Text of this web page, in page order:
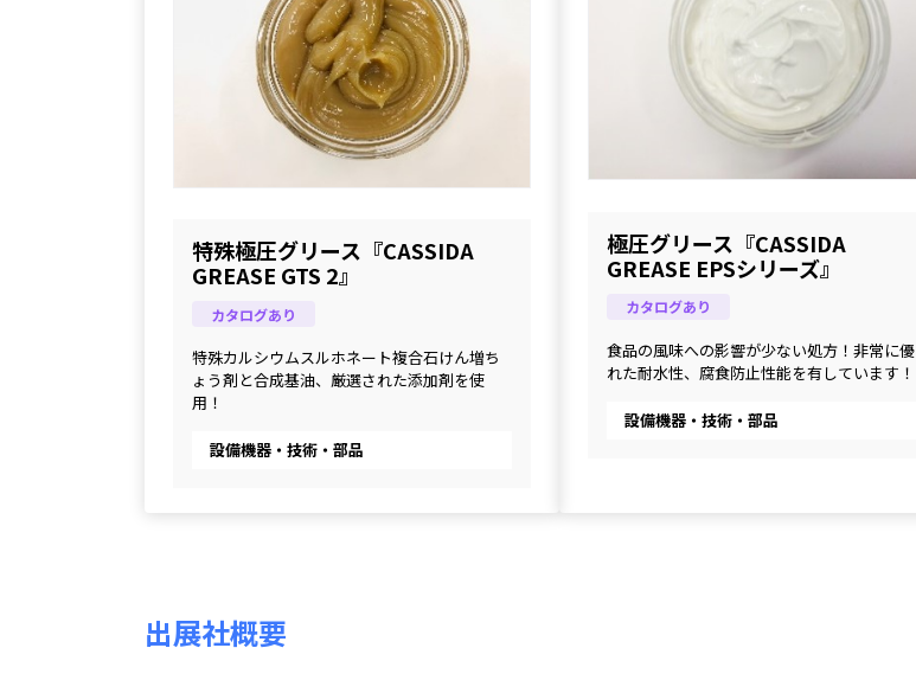
特殊極圧グリース『CASSIDA
GREASE GTS 2』
カタログあり
特殊カルシウムスルホネート複合石けん増ち
ょう剤と合成基油、厳選された添加剤を使
用！
設備機器・技術・部品
極圧グリース『CASSIDA
GREASE EPSシリーズ』
カタログあり
食品の風味への影響が少ない処方！非常に優
れた耐水性、腐食防止性能を有しています！
設備機器・技術・部品
出展社概要